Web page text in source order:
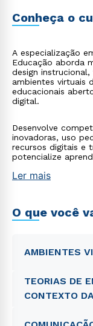
Conheça o
A especialização
Educação aborda
design
ambientes virtuais
educacionais
digital.
Desenvolve
inovadoras, uso
recursos digitais e
potencialize
Ler mais
O que você
AMBIENTES
TEORIAS DE
CONTEXTO